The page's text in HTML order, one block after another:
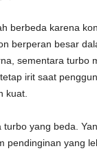
berbeda karena
berperan besar
sementara turbo
irit saat
kuat.
yang beda.
pendinginan yang